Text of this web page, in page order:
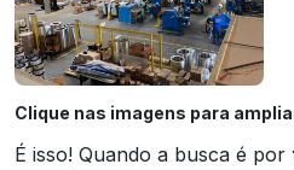
Clique nas imagens para
É isso! Quando a busca é por